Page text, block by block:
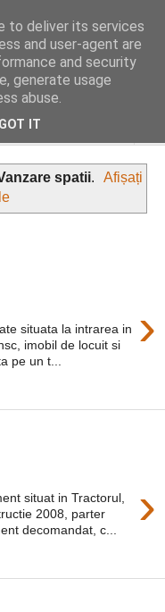
0768 440 185
spatii.
Afișați
›
situata la intrarea in
imobil de locuit si
pe un t...
›
situat in Tractorul,
2008, parter
decomandat, c...
to deliver its services
and user-agent are
and security
generate usage
abuse.
GOT IT